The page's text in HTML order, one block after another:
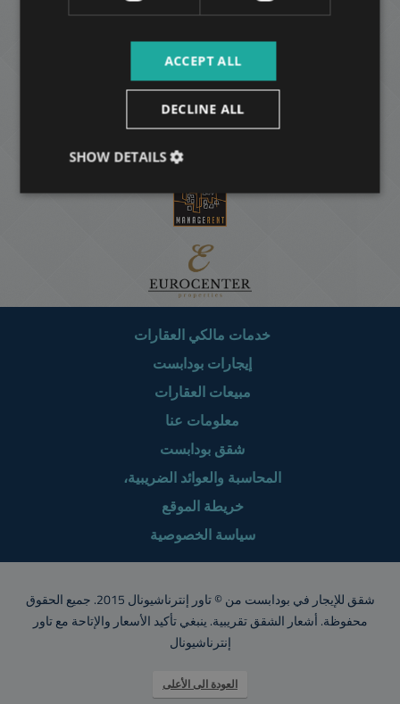
خدمات مالكي العقارات
إيجارات بودابست
مبيعات العقارات
معلومات عنا
شقق بودابست
المحاسبة والعوائد الضريبية،
خريطة الموقع
سياسة الخصوصية
شقق للإيجار في بودابست من © تاور إنترناشيونال 2015. جميع الحقوق
محفوظة. أشعار الشقق تقريبية. ينبغي تأكيد الأسعار والإتاحة مع تاور
إنترناشيونال
العودة الى الأعلى
ACCEPT ALL
DECLINE ALL
SHOW DETAILS